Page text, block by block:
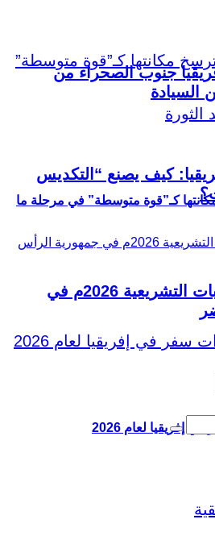
كـ”قوة متوسطة” في مرحلة ما
جنوب الصحراء من
السيادة
كيف يصنع “التكديس
دراسة تحليلية للانتخابات التشريعية 2026م في